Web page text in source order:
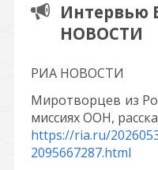
Интервью
НОВОСТИ
РИА НОВОСТИ
Миротворцев из
миссиях ООН,
https://ria.ru/
2095667287.html